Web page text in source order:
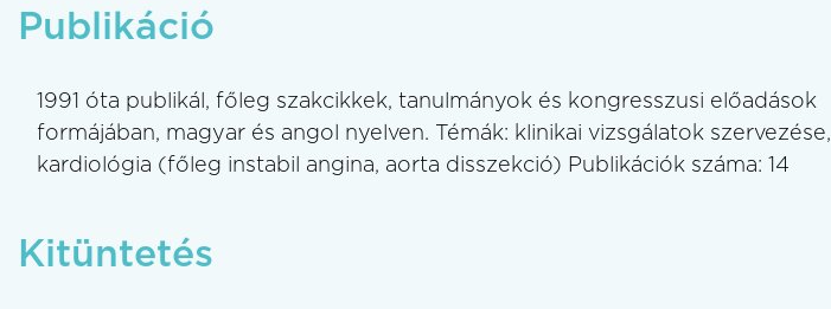
Publikáció
1991 óta publikál, főleg szakcikkek, tanulmányok és kongresszusi előadások
formájában, magyar és angol nyelven. Témák: klinikai vizsgálatok szervezése,
kardiológia (főleg instabil angina, aorta disszekció) Publikációk száma: 14
Kitüntetés